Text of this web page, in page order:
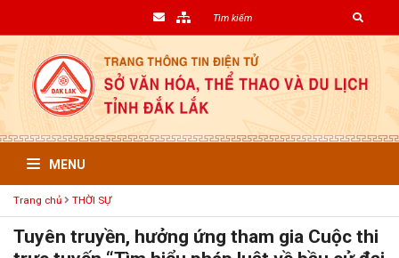
MENU
Trang chủ THỜI SỰ
Tuyên truyền, hưởng ứng tham gia Cuộc thi